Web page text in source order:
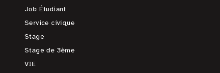
Job Étudiant
Service civique
Stage
Stage de 3ème
VIE